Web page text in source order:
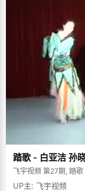
踏歌 - 白亚洁 孙
飞宇视频 第27期, 踏
UP主: 飞宇视频